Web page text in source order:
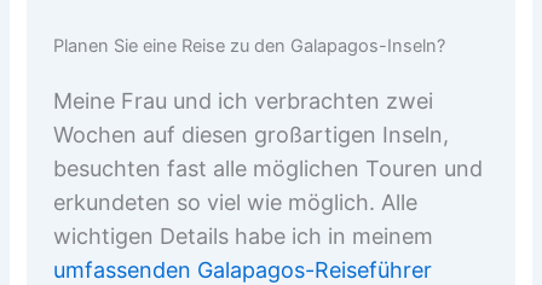
Planen Sie eine Reise zu den Galapagos-Inseln?
Meine Frau und ich verbrachten zwei
Wochen auf diesen großartigen Inseln,
besuchten fast alle möglichen Touren und
erkundeten so viel wie möglich. Alle
wichtigen Details habe ich in meinem
umfassenden Galapagos-Reiseführer